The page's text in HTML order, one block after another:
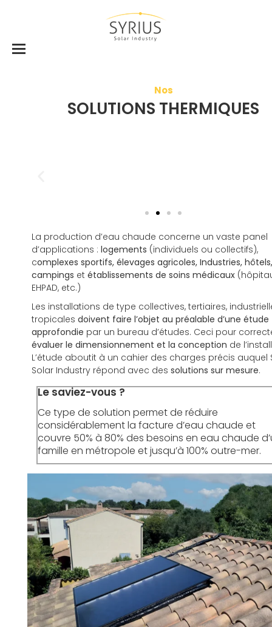
Nos
SOLUTIONS THERMIQUES
La production d’eau chaude concerne un vaste panel
d’applications : logements (individuels ou collectifs),
complexes sportifs, élevages agricoles, Industries, hôtels,
campings et établissements de soins médicaux
EHPAD, etc.)
Les installations de type collectives, tertiaires,
tropicales doivent faire l’objet au préalable d’une étude
approfondie par un bureau d’études. Ceci pour
évaluer le dimensionnement et la conception de
L’étude aboutit à un cahier des charges précis auquel
Solar Industry répond avec des solutions sur mesure.
Le saviez-vous ?
Ce type de solution permet de réduire
considérablement la facture d’eau chaude et
couvre 50% à 80% des besoins en eau chaude
famille en métropole et jusqu’à 100% outre-mer.